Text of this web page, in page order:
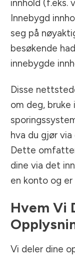
innhold (f.eks.
Innebygd
seg på
besøkende
innebygde
Disse
om deg, bruke
hva du gjør
Dette
dine via det
en konto og
Hvem Vi
Vi deler dine